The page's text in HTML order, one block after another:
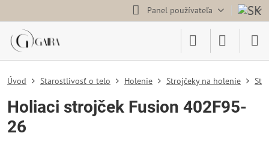
Panel používateľa
Úvod Starostlivosť o telo Holenie Strojčeky na holenie
Holiaci strojček Fusion 402F95-
26